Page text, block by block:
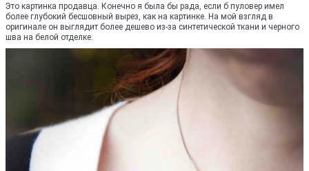
Это картинка продавца. Конечно я была бы рада, если б пуловер имел
более глубокий бесшовный вырез, как на картинке. На мой взгляд в
оригинале он выглядит более дешево из-за синтетической ткани и черного
шва на белой отделке.